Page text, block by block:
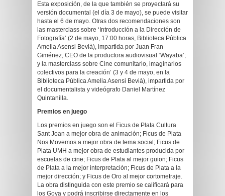
Esta exposición, de la que también se proyectará su
versión documental (el día 3 de mayo), se puede visitar
hasta el 6 de mayo. Otras dos recomendaciones son
las masterclass sobre ‘Introducción a la Dirección de
Fotografía’ (2 de mayo, 17:00 horas, Biblioteca Pública
Amelia Asensi Bevià), impartida por Juan Fran
Giménez, CEO de la productora audiovisual ‘Wayaba’;
y la masterclass sobre Cine comunitario, imaginarios
colectivos para la creación’ (3 y 4 de mayo, en la
Biblioteca Pública Amelia Asensi Bevià), impartida por
el documentalista y videógrafo Daniel Martínez
Quintanilla.
Premios en juego
Los premios en juego son el Ficus de Plata Cultura
Sant Joan a mejor obra de animación; Ficus de Plata
Nos Movemos a mejor obra de tema social; Ficus de
Plata UMH a mejor obra de estudiantes producida por
escuelas de cine; Ficus de Plata al mejor guion; Ficus
de Plata a la mejor interpretación; Ficus de Plata a la
mejor dirección; y Ficus de Oro al mejor cortometraje.
La obra distinguida con este premio se calificará para
los Goya y podrá inscribirse directamente en los